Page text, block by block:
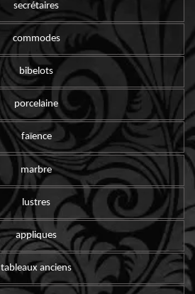
secrétaires
commodes
bibelots
porcelaine
faïence
marbre
lustres
appliques
tableaux anciens